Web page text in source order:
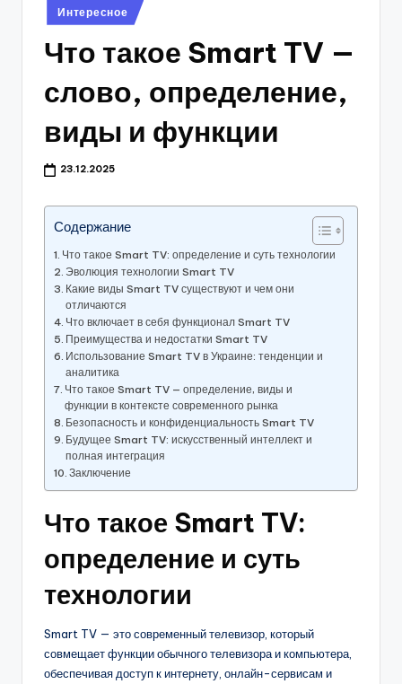
Опубликовано
в
Интересное
Что такое Smart TV —
слово, определение,
виды и функции
23.12.2025
Содержание
Что такое Smart TV: определение и суть технологии
Эволюция технологии Smart TV
Какие виды Smart TV существуют и чем они
отличаются
Что включает в себя функционал Smart TV
Преимущества и недостатки Smart TV
Использование Smart TV в Украине: тенденции и
аналитика
Что такое Smart TV — определение, виды и
функции в контексте современного рынка
Безопасность и конфиденциальность Smart TV
Будущее Smart TV: искусственный интеллект и
полная интеграция
Заключение
Что такое Smart TV:
определение и суть
технологии
Smart TV — это современный телевизор, который
совмещает функции обычного телевизора и компьютера,
обеспечивая доступ к интернету, онлайн-сервисам и